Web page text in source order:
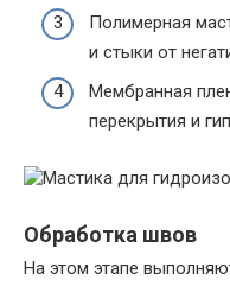
Полимерная
и стыки от
Мембранная
перекрытия и
Обработка швов
На этом этапе